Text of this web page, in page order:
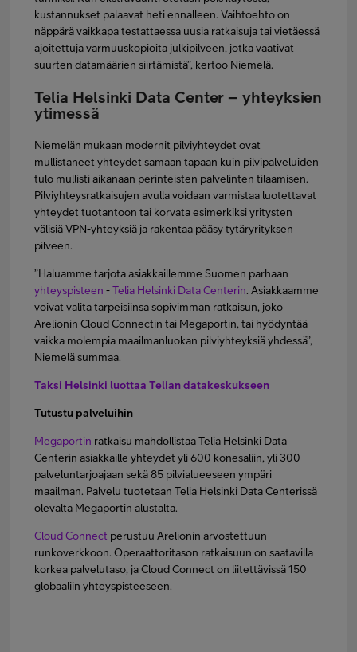
kustannukset palaavat heti ennalleen. Vaihtoehto on
näppärä vaikkapa testattaessa uusia ratkaisuja tai vietäessä
ajoitettuja varmuuskopioita julkipilveen, jotka vaativat
suurten datamäärien siirtämistä”, kertoo Niemelä.
Telia Helsinki Data Center – yhteyksien
ytimessä
Niemelän mukaan modernit pilviyhteydet ovat
mullistaneet yhteydet samaan tapaan kuin pilvipalveluiden
tulo mullisti aikanaan perinteisten palvelinten tilaamisen.
Pilviyhteysratkaisujen avulla voidaan varmistaa luotettavat
yhteydet tuotantoon tai korvata esimerkiksi yritysten
välisiä VPN-yhteyksiä ja rakentaa pääsy tytäryrityksen
pilveen.
”Haluamme tarjota asiakkaillemme Suomen parhaan
yhteyspisteen -Telia Helsinki Data Centerin. Asiakkaamme
voivat valita tarpeisiinsa sopivimman ratkaisun, joko
Arelionin Cloud Connectin tai Megaportin, tai hyödyntää
vaikka molempia maailmanluokan pilviyhteyksiä yhdessä”,
Niemelä summaa.
Taksi Helsinki luottaa Telian datakeskukseen
Tutustu palveluihin
Megaportin ratkaisu mahdollistaa Telia Helsinki Data
Centerin asiakkaille yhteydet yli 600 konesaliin, yli 300
palveluntarjoajaan sekä 85 pilvialueeseen ympäri
maailman. Palvelu tuotetaan Telia Helsinki Data Centerissä
olevalta Megaportin alustalta.
Cloud Connect perustuu Arelionin arvostettuun
runkoverkkoon. Operaattoritason ratkaisuun on saatavilla
korkea palvelutaso, ja Cloud Connect on liitettävissä 150
globaaliin yhteyspisteeseen.